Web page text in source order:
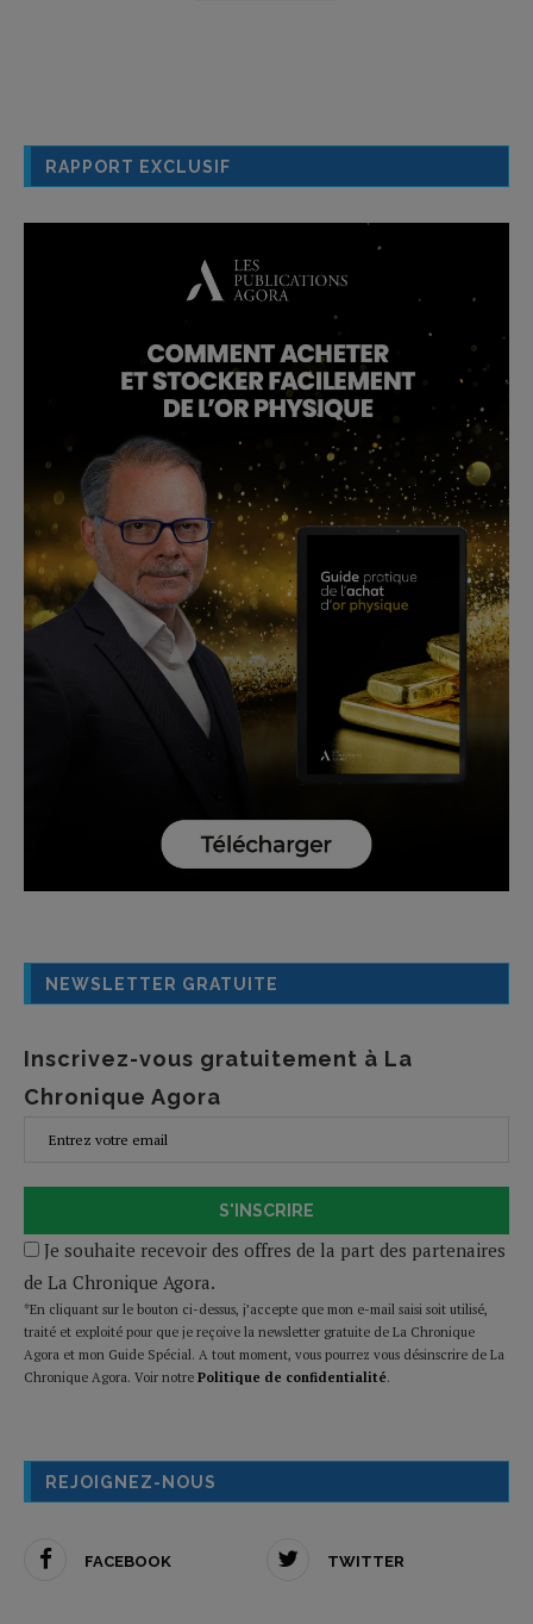
RAPPORT EXCLUSIF
NEWSLETTER GRATUITE
Inscrivez-vous gratuitement à La
Chronique Agora
S'INSCRIRE
Je souhaite recevoir des offres de la part des partenaires
de La Chronique Agora.
*En cliquant sur le bouton ci-dessus, j’accepte que mon e-mail saisi soit utilisé,
traité et exploité pour que je reçoive la newsletter gratuite de La Chronique
Agora et mon Guide Spécial. A tout moment, vous pourrez vous désinscrire de La
Chronique Agora. Voir notre Politique de confidentialité.
REJOIGNEZ-NOUS
FACEBOOK TWITTER